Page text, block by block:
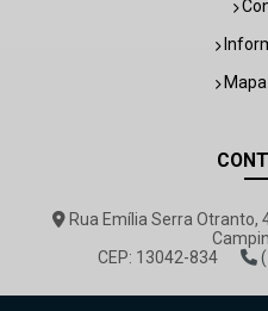
Mapa
Rua Emília Serra Otranto,
CEP: 13042-834